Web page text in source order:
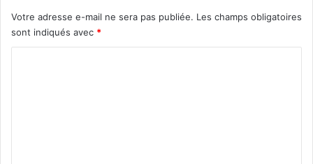
Votre adresse e-mail ne sera pas publiée. Les champs obligatoires
sont indiqués avec *